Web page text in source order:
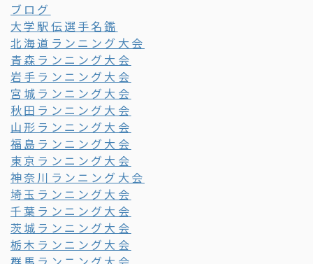
ブログ
大学駅伝選手名鑑
北海道ランニング大会
青森ランニング大会
岩手ランニング大会
宮城ランニング大会
秋田ランニング大会
山形ランニング大会
福島ランニング大会
東京ランニング大会
神奈川ランニング大会
埼玉ランニング大会
千葉ランニング大会
茨城ランニング大会
栃木ランニング大会